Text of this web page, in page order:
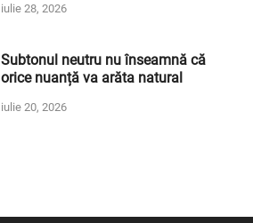
iulie 28, 2026
Subtonul neutru nu înseamnă că
orice nuanță va arăta natural
iulie 20, 2026